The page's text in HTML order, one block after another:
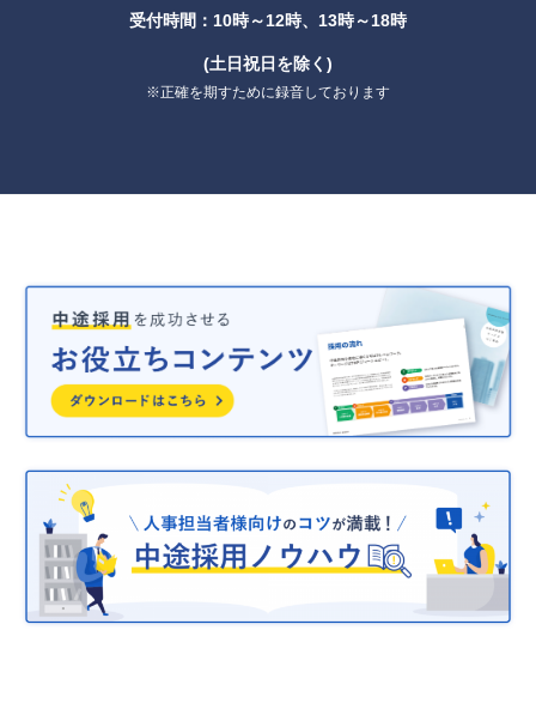
受付時間：10時～12時、13時～18時
(土日祝日を除く)
※正確を期すために録音しております